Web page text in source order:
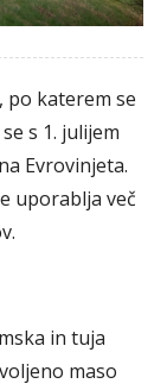
po katerem se
s 1. julijem
Evrovinjeta.
uporablja več
in tuja
maso